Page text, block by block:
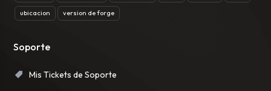
ubicacion version de forge
Soporte
Mis Tickets de Soporte